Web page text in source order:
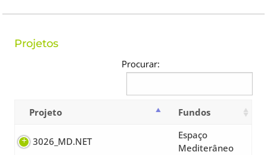
Projetos
Procurar:
Projeto Fundos
3026_MD.NET
Espaço
Mediterâneo